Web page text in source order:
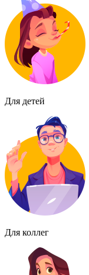
Для детей
Для коллег